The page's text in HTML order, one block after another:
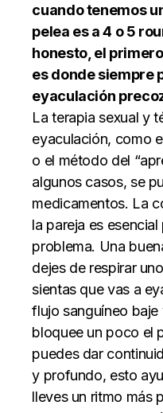
cuando tenemos
pelea es a 4 o 5
honesto, el
es donde siempre
eyaculación
La terapia sexual y
eyaculación, como
o el método del
algunos casos, se
medicamentos. La
la pareja es
problema. Una
dejes de respirar
sientas que vas a
flujo sanguíneo
bloquee un poco el
puedes dar
y profundo, esto
lleves un ritmo más